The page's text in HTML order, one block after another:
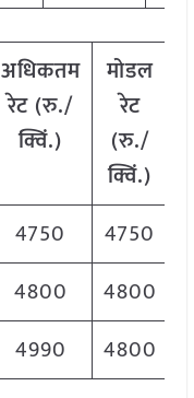
अधिकतम
रेट (रु./
क्विं.)
मोडल
रेट
(रु./
क्विं.)
4750
4750
4800
4800
4990 4800